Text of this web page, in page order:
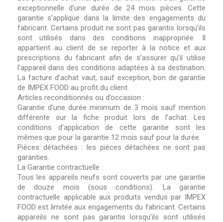
exceptionnelle d’une durée de 24 mois pièces. Cette
garantie s’applique dans la limite des engagements du
fabricant. Certains produit ne sont pas garantis lorsqu’ils
sont utilisés dans des conditions inappropriée. Il
appartient au client de se reporter à la notice et aux
prescriptions du fabricant afin de s’assurer qu’il utilise
l’appareil dans des conditions adaptées à sa destination.
La facture d’achat vaut, sauf exception, bon de garantie
de IMPEX FOOD au profit du client.
Articles reconditionnés ou d’occasion :
Garantie d’une durée minimum de 3 mois sauf mention
différente sur la fiche produit lors de l’achat. Les
conditions d’application de cette garantie sont les
mêmes que pour la garantie 12 mois sauf pour la durée.
Pièces détachées : les pièces détachées ne sont pas
garanties.
La Garantie contractuelle :
Tous les appareils neufs sont couverts par une garantie
de douze mois (sous conditions). La garantie
contractuelle applicable aux produits vendus par IMPEX
FOOD est limitée aux engagements du fabricant. Certains
appareils ne sont pas garantis lorsqu’ils sont utilisés